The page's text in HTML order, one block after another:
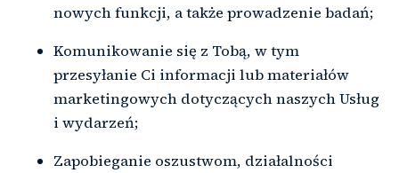
nowych funkcji, a także prowadzenie badań;
Komunikowanie się z Tobą, w tym
przesyłanie Ci informacji lub materiałów
marketingowych dotyczących naszych Usług
i wydarzeń;
Zapobieganie oszustwom, działalności